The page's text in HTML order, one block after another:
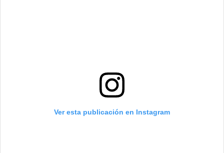
Ver esta publicación en Instagram